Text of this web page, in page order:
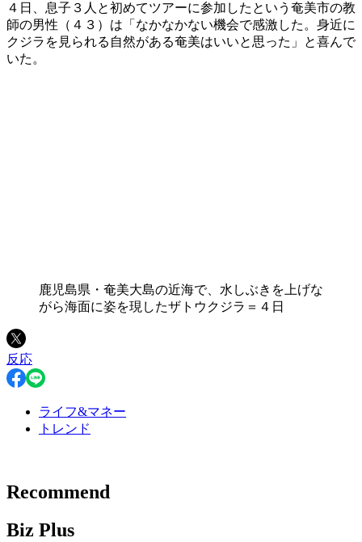
４日、息子３人と初めてツアーに参加したという奄美市の教
師の男性（４３）は「なかなかない機会で感激した。身近に
クジラを見られる自然がある奄美はいいと思った」と喜んで
いた。
鹿児島県・奄美大島の近海で、水しぶきを上げな
がら海面に姿を現したザトウクジラ＝４日
反応
ライフ&マネー
トレンド
Recommend
Biz Plus